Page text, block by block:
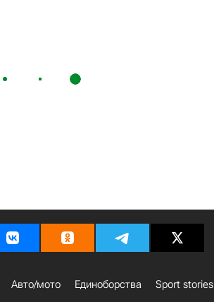
Авто/мото Единоборства Sport stories